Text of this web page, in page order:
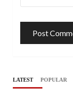
LATEST POPULAR